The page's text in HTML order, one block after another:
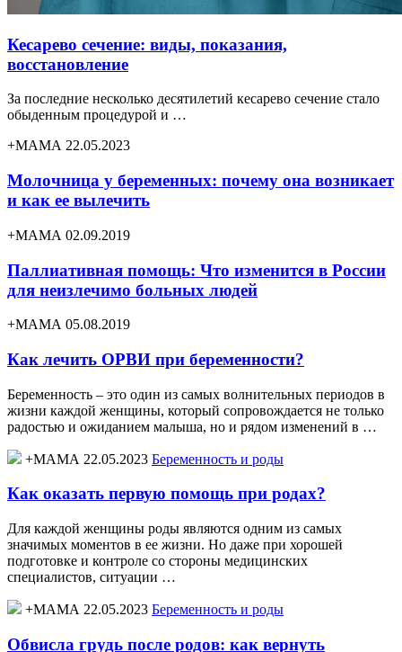
Кесарево сечение: виды, показания,
восстановление
За последние несколько десятилетий кесарево сечение стало
обыденным процедурой и …
+МАМА 22.05.2023
Молочница у беременных: почему она возникает
и как ее вылечить
+МАМА 02.09.2019
Паллиативная помощь: Что изменится в России
для неизлечимо больных людей
+МАМА 05.08.2019
Как лечить ОРВИ при беременности?
Беременность – это один из самых волнительных периодов в
жизни каждой женщины, который сопровождается не только
радостью и ожиданием малыша, но и рядом изменений в …
+МАМА 22.05.2023 Беременность и роды
Как оказать первую помощь при родах?
Для каждой женщины роды являются одним из самых
значимых моментов в ее жизни. Но даже при хорошей
подготовке и контроле со стороны медицинских
специалистов, ситуации …
+МАМА 22.05.2023 Беременность и роды
Обвисла грудь после родов: как вернуть